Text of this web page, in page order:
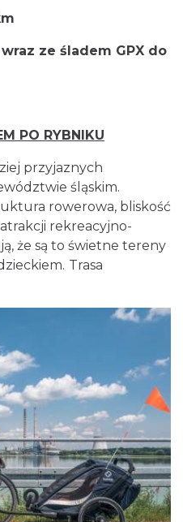
ze śladem GPX do
PO RYBNIKU
przyjaznych
śląskim.
rowerowa, bliskość
rekreacyjno-
że są to świetne tereny
Trasa